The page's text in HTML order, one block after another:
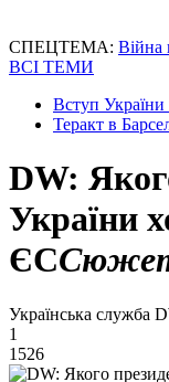
СПЕЦТЕМА: Війна
ВСІ ТЕМИ
Вступ
Теракт в
DW:
України
ЄС
Українська служба
1
1526